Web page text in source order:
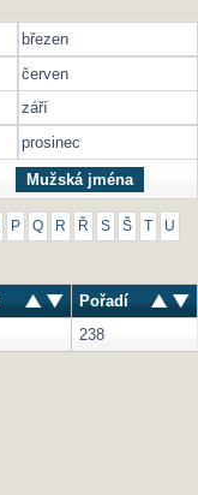
březen
červen
září
prosinec
Mužská jména
P Q R Ř S Š U
Pořadí
238